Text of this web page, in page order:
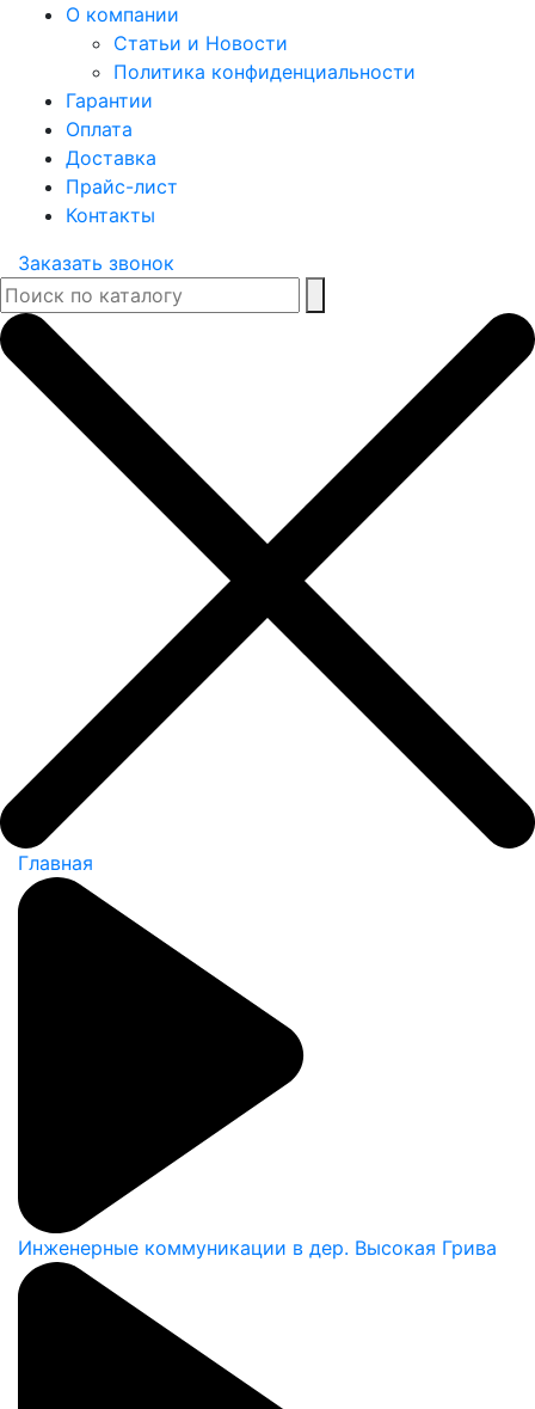
О компании
Статьи и Новости
Политика конфиденциальности
Гарантии
Оплата
Доставка
Прайс-лист
Контакты
Заказать звонок
Главная
Инженерные коммуникации в дер. Высокая Грива